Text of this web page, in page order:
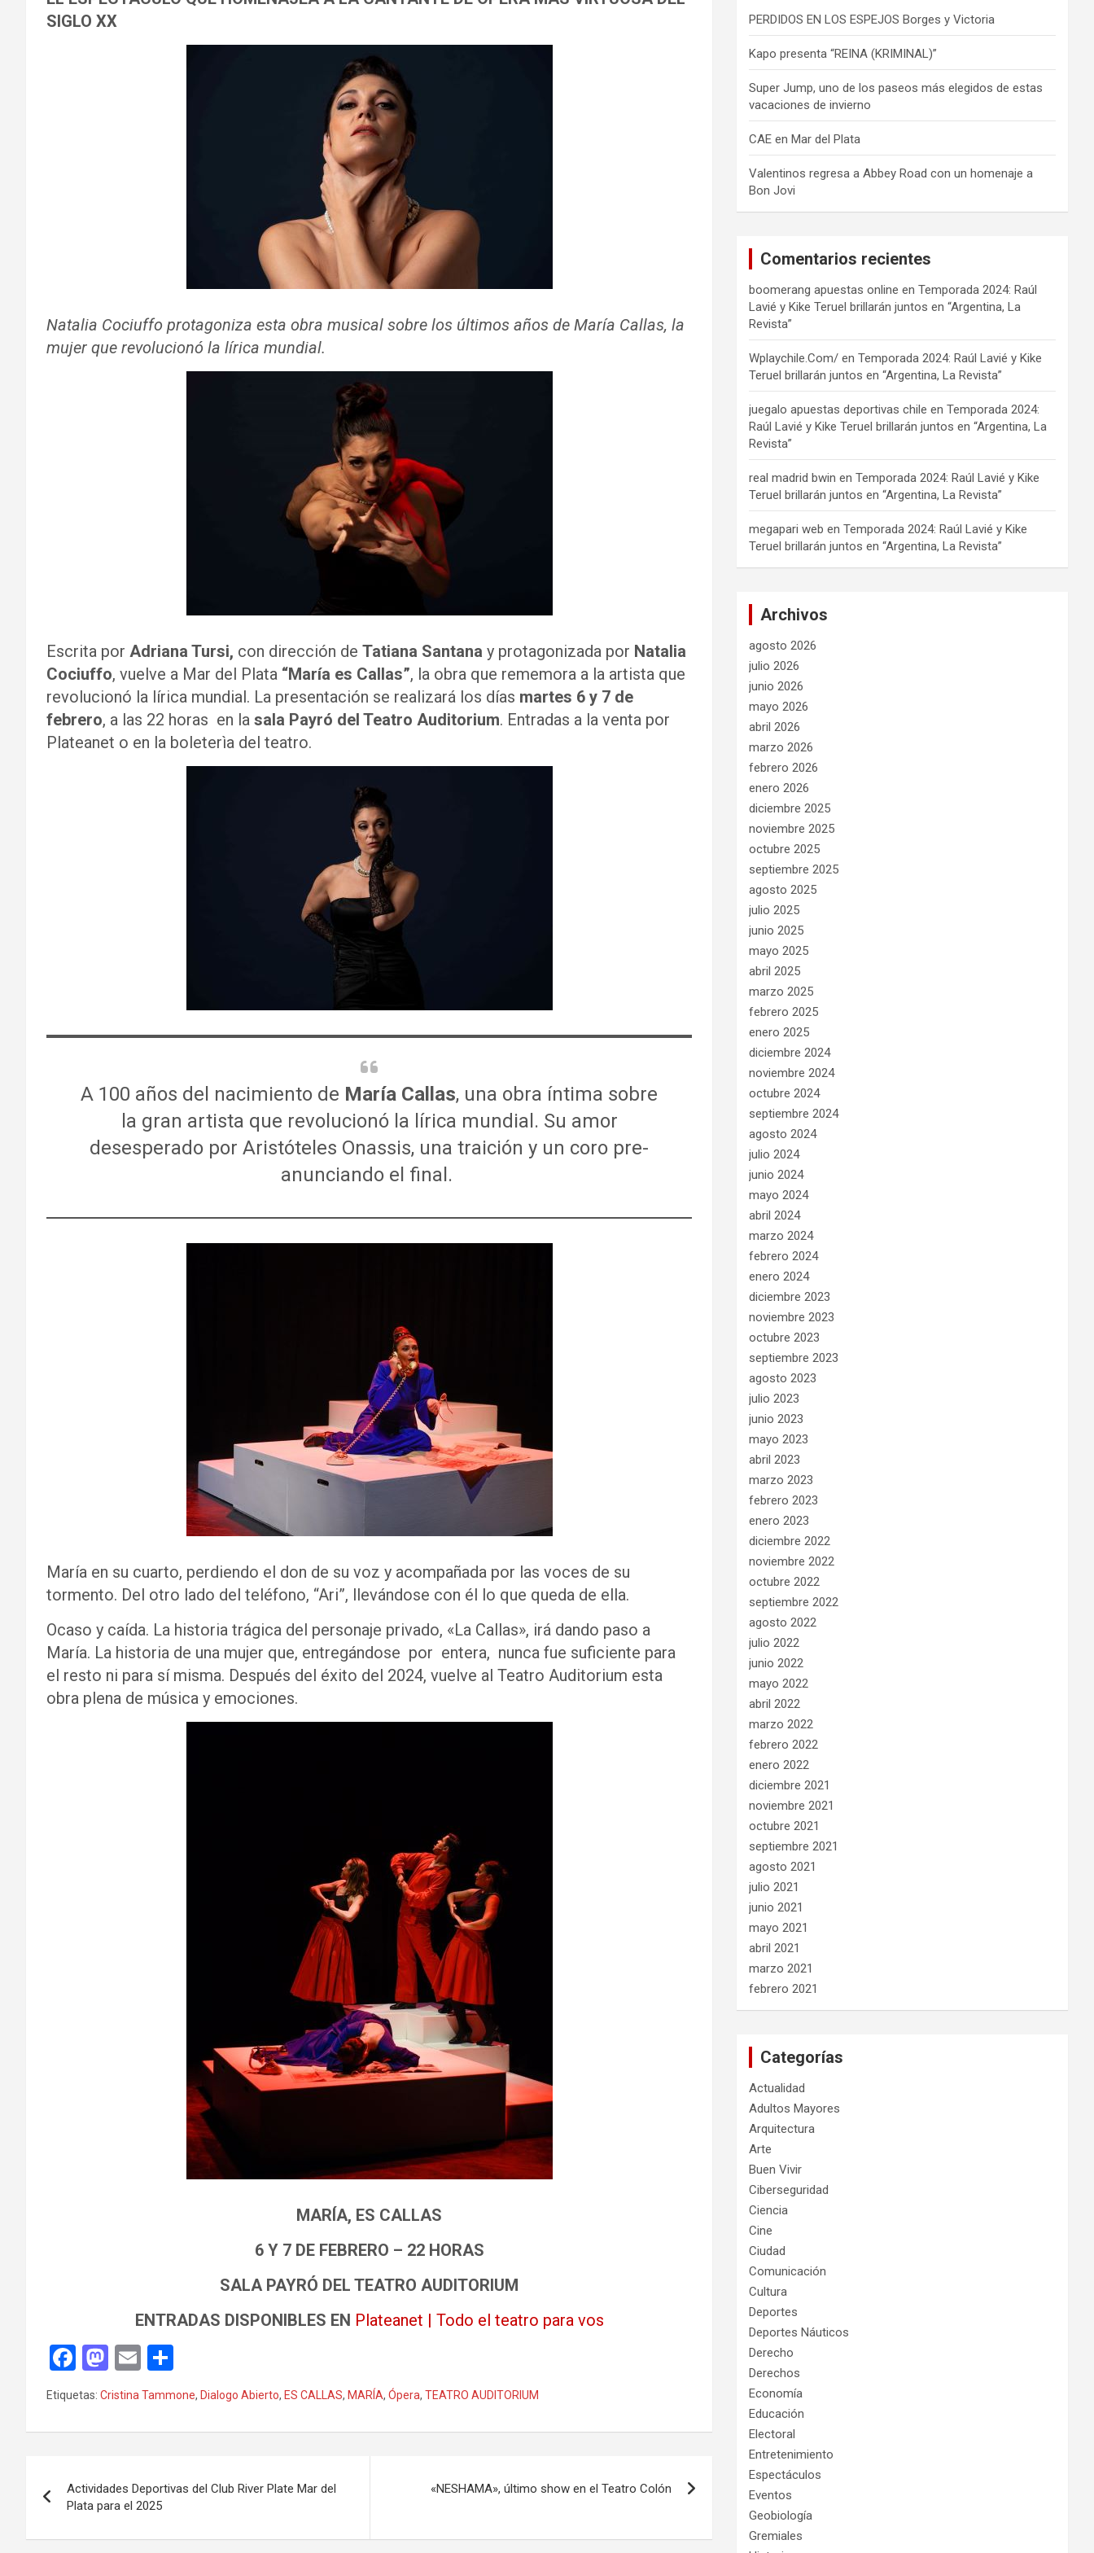
SIGLO XX
Natalia Cociuffo protagoniza esta obra musical sobre los últimos años de María Callas, la
mujer que revolucionó la lírica mundial.
Escrita por Adriana Tursi, con dirección de Tatiana Santana y protagonizada por Natalia
Cociuffo, vuelve a Mar del Plata “María es Callas”, la obra que rememora a la artista que
revolucionó la lírica mundial. La presentación se realizará los días martes 6 y 7 de
febrero, a las 22 horas en la sala Payró del Teatro Auditorium. Entradas a la venta por
Plateanet o en la boleterìa del teatro.
A 100 años del nacimiento de María Callas, una obra íntima sobre
la gran artista que revolucionó la lírica mundial. Su amor
desesperado por Aristóteles Onassis, una traición y un coro pre-
anunciando el final.
María en su cuarto, perdiendo el don de su voz y acompañada por las voces de su
tormento. Del otro lado del teléfono, “Ari”, llevándose con él lo que queda de ella.
Ocaso y caída. La historia trágica del personaje privado, «La Callas», irá dando paso a
María. La historia de una mujer que, entregándose por entera, nunca fue suficiente para
el resto ni para sí misma. Después del éxito del 2024, vuelve al Teatro Auditorium esta
obra plena de música y emociones.
MARÍA, ES CALLAS
6 Y 7 DE FEBRERO – 22 HORAS
SALA PAYRÓ DEL TEATRO AUDITORIUM
ENTRADAS DISPONIBLES EN Plateanet | Todo el teatro para vos
F
a
ce
b
o
k
M
a
st
o
o
n
E
m
ail m
p
tir
Etiquetas: Cristina Tammone, Dialogo Abierto, ES CALLAS, MARÍA, Ópera, TEATRO AUDITORIUM
de
entradas
Actividades Deportivas del Club River Plate Mar del
Plata para el 2025
«NESHAMA», último show en el Teatro Colón
PERDIDOS EN LOS ESPEJOS Borges y Victoria
Kapo presenta “REINA (KRIMINAL)”
Super Jump, uno de los paseos más elegidos de estas
vacaciones de invierno
CAE en Mar del Plata
Valentinos regresa a Abbey Road con un homenaje a
Bon Jovi
Comentarios recientes
boomerang apuestas online enTemporada 2024: Raúl
Lavié y Kike Teruel brillarán juntos en “Argentina, La
Revista”
Wplaychile.Com/ enTemporada 2024: Raúl Lavié y Kike
Teruel brillarán juntos en “Argentina, La Revista”
juegalo apuestas deportivas chile enTemporada 2024:
Raúl Lavié y Kike Teruel brillarán juntos en “Argentina, La
Revista”
real madrid bwin enTemporada 2024: Raúl Lavié y Kike
Teruel brillarán juntos en “Argentina, La Revista”
megapari web enTemporada 2024: Raúl Lavié y Kike
Teruel brillarán juntos en “Argentina, La Revista”
Archivos
agosto 2026
julio 2026
junio 2026
mayo 2026
abril 2026
marzo 2026
febrero 2026
enero 2026
diciembre 2025
noviembre 2025
octubre 2025
septiembre 2025
agosto 2025
julio 2025
junio 2025
mayo 2025
abril 2025
marzo 2025
febrero 2025
enero 2025
diciembre 2024
noviembre 2024
octubre 2024
septiembre 2024
agosto 2024
julio 2024
junio 2024
mayo 2024
abril 2024
marzo 2024
febrero 2024
enero 2024
diciembre 2023
noviembre 2023
octubre 2023
septiembre 2023
agosto 2023
julio 2023
junio 2023
mayo 2023
abril 2023
marzo 2023
febrero 2023
enero 2023
diciembre 2022
noviembre 2022
octubre 2022
septiembre 2022
agosto 2022
julio 2022
junio 2022
mayo 2022
abril 2022
marzo 2022
febrero 2022
enero 2022
diciembre 2021
noviembre 2021
octubre 2021
septiembre 2021
agosto 2021
julio 2021
junio 2021
mayo 2021
abril 2021
marzo 2021
febrero 2021
Categorías
Actualidad
Adultos Mayores
Arquitectura
Arte
Buen Vivir
Ciberseguridad
Ciencia
Cine
Ciudad
Comunicación
Cultura
Deportes
Deportes Náuticos
Derecho
Derechos
Economía
Educación
Electoral
Entretenimiento
Espectáculos
Eventos
Geobiología
Gremiales